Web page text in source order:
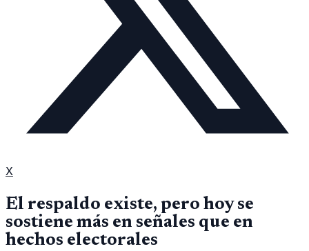
X
El respaldo existe, pero hoy se
sostiene más en señales que en
hechos electorales